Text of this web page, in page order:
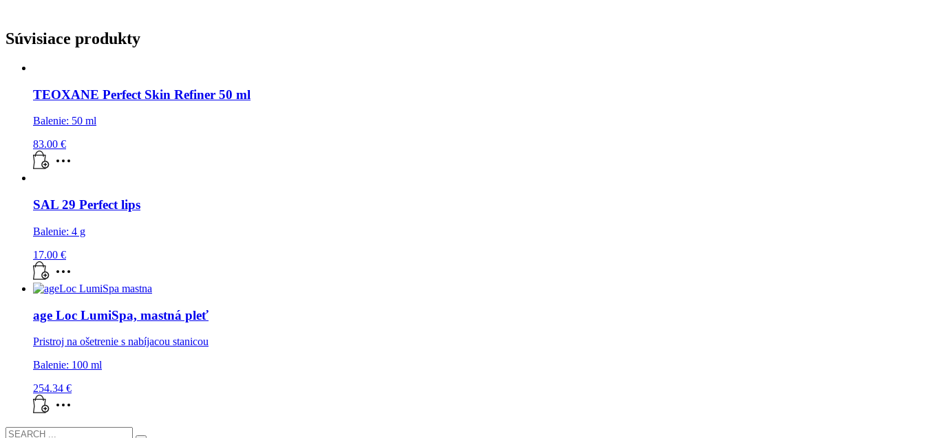
Súvisiace produkty
TEOXANE Perfect Skin Refiner 50 ml
Balenie: 50 ml
83.00 €
SAL 29 Perfect lips
Balenie: 4 g
17.00 €
age Loc LumiSpa, mastná pleť
Pristroj na ošetrenie s nabíjacou stanicou
Balenie: 100 ml
254.34 €